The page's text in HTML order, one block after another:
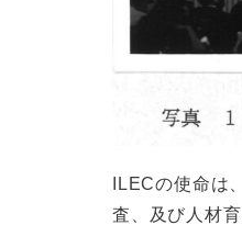
ILECの使命は
査、及び人材